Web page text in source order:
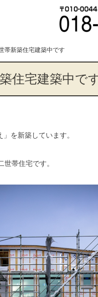
帯新築住宅建築中です
住宅建築中で
を新築しています。
帯住宅です。